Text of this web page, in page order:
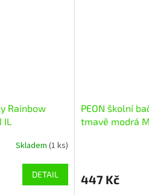
Rainbow
Skladem (1 ks)
DETAIL
PEON školní
tmavě modrá
447 Kč